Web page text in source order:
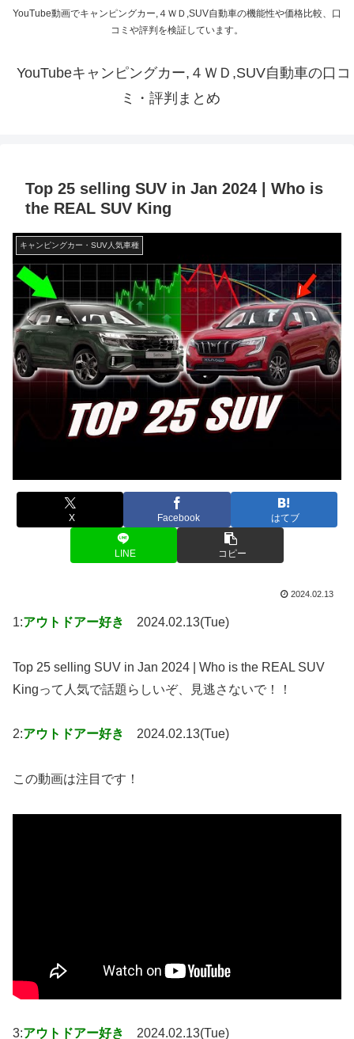
YouTube動画でキャンピングカー,４ＷＤ,SUV自動車の機能性や価格比較、口
コミや評判を検証しています。
YouTubeキャンピングカー,４ＷＤ,SUV自動車の口コ
ミ・評判まとめ
Top 25 selling SUV in Jan 2024 | Who is
the REAL SUV King
キャンピングカー・SUV人気車種
X Facebook はてブ
LINE コピー
2024.02.13
1:アウトドアー好き 2024.02.13(Tue)
Top 25 selling SUV in Jan 2024 | Who is the REAL SUV
Kingって人気で話題らしいぞ、見逃さないで！！
2:アウトドアー好き 2024.02.13(Tue)
この動画は注目です！
3:アウトドアー好き 2024.02.13(Tue)